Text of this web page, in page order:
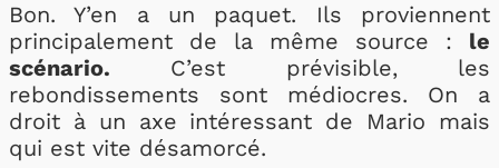
Bon. Y’en a un paquet. Ils proviennent
principalement de la même source : le
scénario. C’est prévisible, les
rebondissements sont médiocres. On a
droit à un axe intéressant de Mario mais
qui est vite désamorcé.